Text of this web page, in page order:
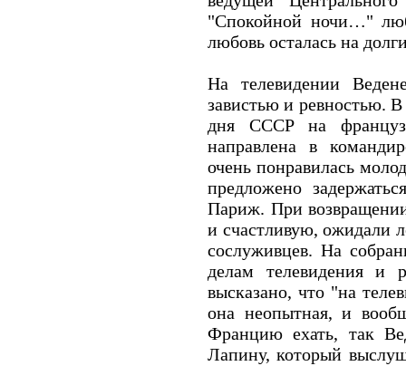
"Спокойной ночи…"
любовь осталась на
На телевидении
завистью и ревностью.
дня СССР на
направлена в
очень понравилась
предложено
Париж. При
и счастливую, ожидали
сослуживцев. На
делам телевидения и
высказано, что "на
она неопытная, и
Францию ехать, так
Лапину, который